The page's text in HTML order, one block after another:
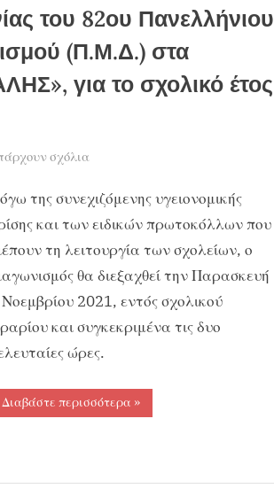
του 82ου Πανελλήνιου
(Π.Μ.Δ.) στα
για το σχολικό έτος
σχόλια
ημερομηνίας
του
82ου
Μαθητικού
Διαγωνισμού
(Π.Μ.Δ.)
στα
«
Ο
το
της συνεχιζόμενης υγειονομικής
και των ειδικών πρωτοκόλλων που
τη λειτουργία των σχολείων, ο
θα διεξαχθεί την Παρασκευή
2021, εντός σχολικού
και συγκεκριμένα τις δυο
ώρες.
Διαβάστε περισσότερα“«Αλλαγή
ημερομηνίας
(Π.Μ.Δ.)
»